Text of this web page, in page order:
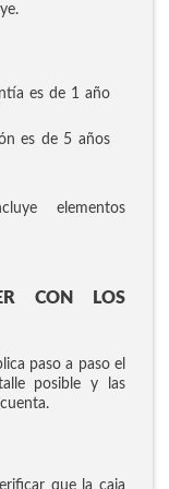
es de 1 año
es de 5 años
elementos
CON LOS
paso a paso el
posible y las
que la caja